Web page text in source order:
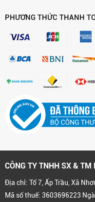
PHƯƠNG THỨC THANH
CÔNG TY TNHH SX & TM
Địa chỉ: Tổ 7, Ấp Trầu, Xã
Mã số thuế: 3603696223